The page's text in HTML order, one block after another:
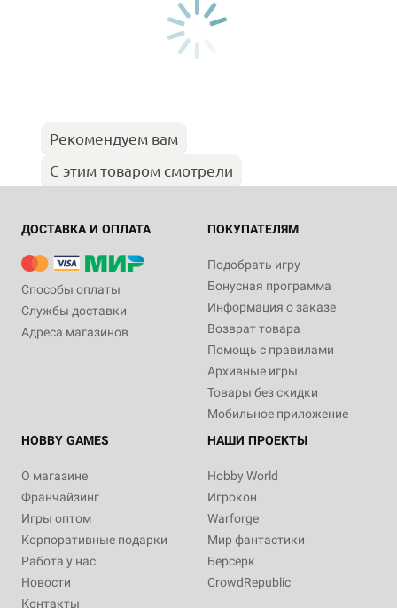
Рекомендуем вам
С этим товаром смотрели
ДОСТАВКА И ОПЛАТА
Способы оплаты
Службы доставки
Адреса магазинов
ПОКУПАТЕЛЯМ
Подобрать игру
Бонусная программа
Информация о заказе
Возврат товара
Помощь с правилами
Архивные игры
Товары без скидки
Мобильное приложение
HOBBY GAMES
О магазине
Франчайзинг
Игры оптом
Корпоративные подарки
Работа у нас
Новости
Контакты
НАШИ ПРОЕКТЫ
Hobby World
Игрокон
Warforge
Мир фантастики
Берсерк
CrowdRepublic